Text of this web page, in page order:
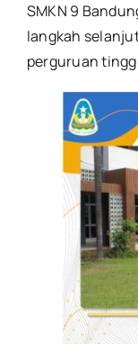
SMKN 9
langkah
perguruan